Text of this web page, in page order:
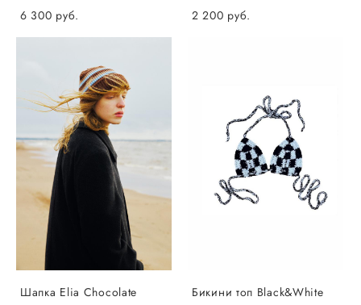
6 300 pуб.
2 200 pуб.
Шапка Elia Chocolate
Бикини топ Black&White